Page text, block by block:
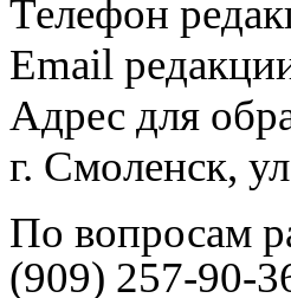
Телефон
Email
Адрес для
г. Смоленск,
По вопросам
(909) 257-90-